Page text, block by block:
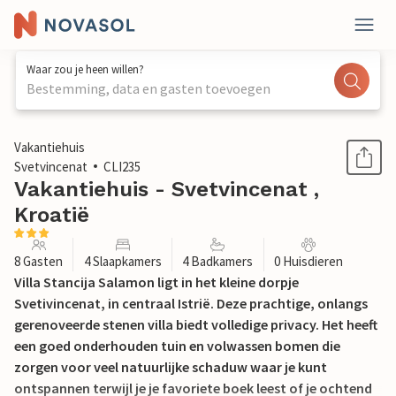
Waar zou je heen willen?
Bestemming, data en gasten toevoegen
1 / 59
Vakantiehuis
Svetvincenat
CLI235
Vakantiehuis - Svetvincenat ,
Kroatië
8 Gasten 4 Slaapkamers 4 Badkamers 0 Huisdieren
Villa Stancija Salamon ligt in het kleine dorpje
Svetivincenat, in centraal Istrië. Deze prachtige, onlangs
gerenoveerde stenen villa biedt volledige privacy. Het heeft
een goed onderhouden tuin en volwassen bomen die
zorgen voor veel natuurlijke schaduw waar je kunt
ontspannen terwijl je je favoriete boek leest of je ochtend